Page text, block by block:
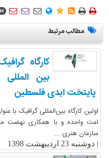
       
مطالب مرتبط
کارگاه
بین
پایتخت ابدی فلسطین
اولین کارگاه بین‌المللی گرافیک با
امت واحده و با همکاری نهضت
سازمان هنری ...
| دوشنبه 23 اردیبهشت 1398